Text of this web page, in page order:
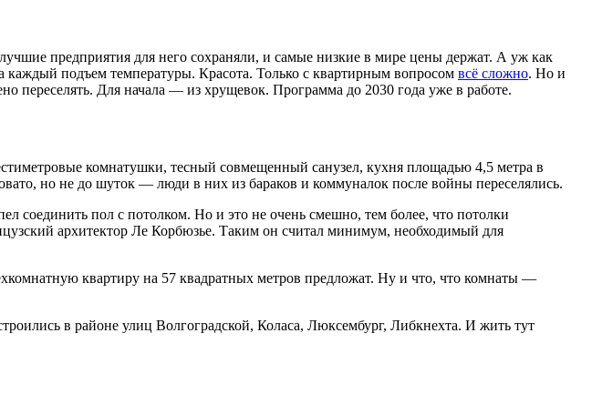
предприятия для него сохраняли, и самые низкие в мире цены держат. А уж как
подъем температуры. Красота. Только с квартирным вопросом всё сложно. Но и
переселять. Для начала — из хрущевок. Программа до 2030 года уже в работе.
комнатушки, тесный совмещенный санузел, кухня площадью 4,5 метра в
но не до шуток — люди в них из бараков и коммуналок после войны переселялись.
соединить пол с потолком. Но и это не очень смешно, тем более, что потолки
архитектор Ле Корбюзье. Таким он считал минимум, необходимый для
квартиру на 57 квадратных метров предложат. Ну и что, что комнаты —
в районе улиц Волгоградской, Коласа, Люксембург, Либкнехта. И жить тут